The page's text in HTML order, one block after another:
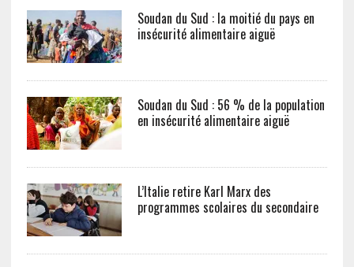
Soudan du Sud : la moitié du pays en
insécurité alimentaire aiguë
Soudan du Sud : 56 % de la population
en insécurité alimentaire aiguë
L’Italie retire Karl Marx des
programmes scolaires du secondaire